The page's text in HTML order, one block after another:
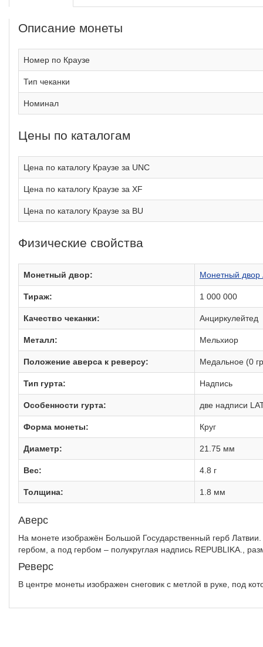
Описание монеты
Номер по Краузе
Тип чеканки
Номинал
Цены по каталогам
Цена по каталогу Краузе за UNC
Цена по каталогу Краузе за XF
Цена по каталогу Краузе за BU
Физические свойства
Монетный двор: Монетный двор
Тираж: 1 000 000
Качество чеканки: Анциркулейтед
Металл: Мельхиор
Положение аверса к реверсу: Медальное (0
Тип гурта: Надпись
Особенности гурта: две надписи
Форма монеты: Круг
Диаметр: 21.75 мм
Вес: 4.8 г
Толщина: 1.8 мм
Аверс
На монете изображён Большой Государственный герб
гербом, а под гербом – полукруглая надпись REPUBLIKA.,
Реверс
В центре монеты изображен снеговик с метлой в руке, под